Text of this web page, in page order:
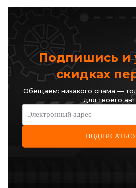
MINI
MITSUBISHI
NISSAN
OPEL
POLESTAR
PORSCHE
Подпишись и
скидках
Обещаем: никакого спама —
для твоего
Электронный адрес